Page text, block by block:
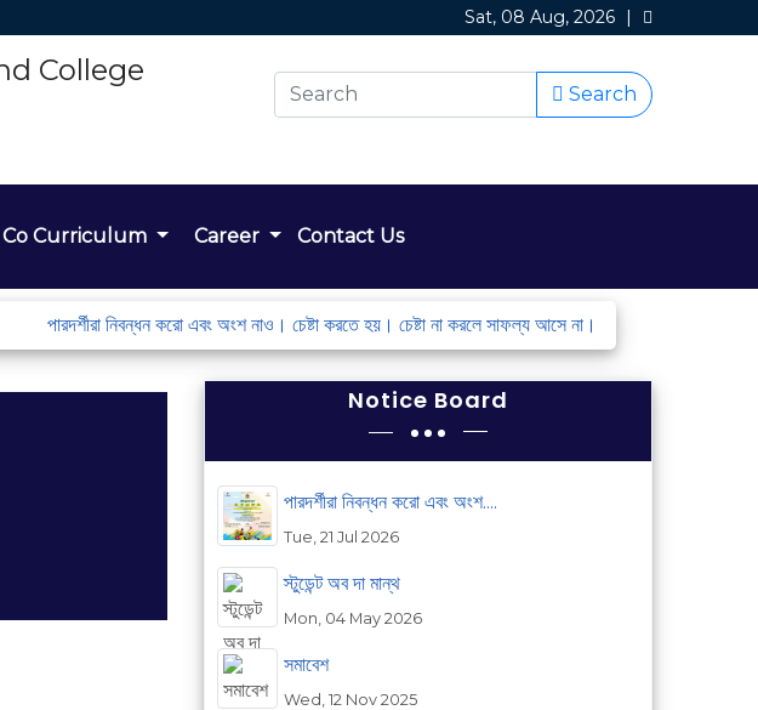
Sat, 08 Aug, 2026 |
College
Search
Co Curriculum Career Contact Us
পারদর্শীরা নিবন্ধন করো এবং অংশ নাও। চেষ্টা করতে হয়। চেষ্টা না করলে সাফল্য আসে না।
Notice Board
পারদর্শীরা নিবন্ধন করো এবং অংশ....
Tue, 21 Jul 2026
স্টুডেন্ট অব দা মান্থ
Mon, 04 May 2026
সমাবেশ
Wed, 12 Nov 2025